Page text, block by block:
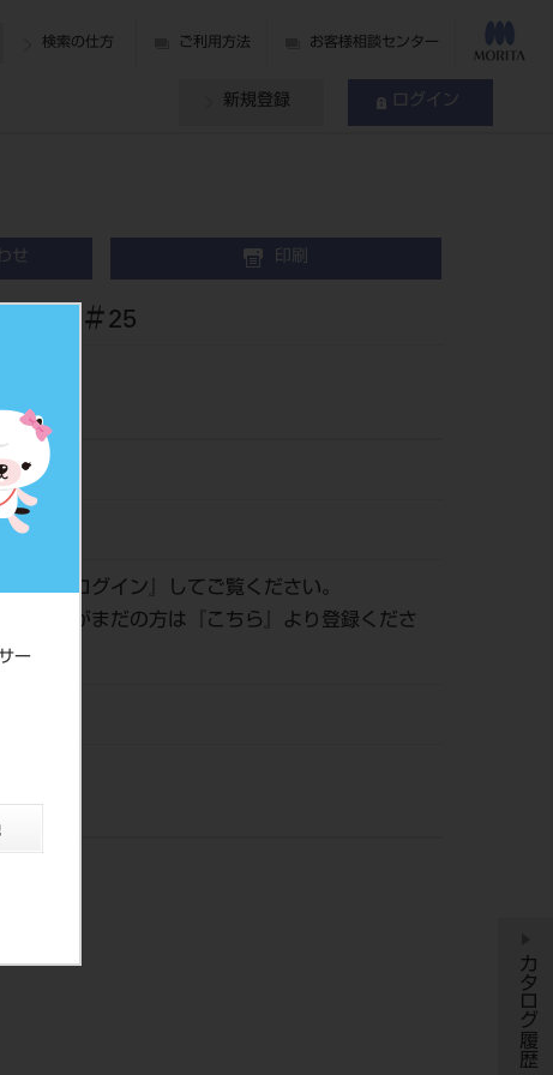
ー
検索の仕方 ご利用方法 お客様相談センター
新規登録 ログイン
せ 印刷
入 ＃25
認は『ログイン 』してご覧ください。
員登録がまだの方は『
こちら
』より登録くださ
カタログ履歴